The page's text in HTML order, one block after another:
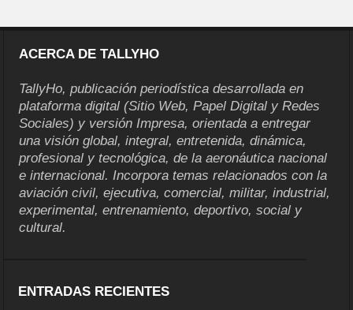
ACERCA DE TALLYHO
TallyHo, publicación periodística desarrollada en
plataforma digital (Sitio Web, Papel Digital y Redes
Sociales) y versión Impresa, orientada a entregar
una visión global, integral, entretenida, dinámica,
profesional y tecnológica, de la aeronáutica nacional
e internacional. Incorpora temas relacionados con la
aviación civil, ejecutiva, comercial, militar, industrial,
experimental, entrenamiento, deportivo, social y
cultural.
ENTRADAS RECIENTES